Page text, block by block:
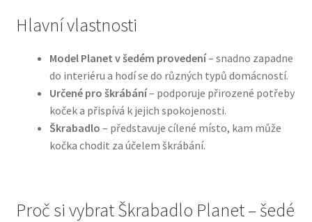
přírodními složkami
Happy Dog — Německá kvalita a přirozené složení
Hill’s pro psy
Konzervy a kapsičky pro psy
Hlavní vlastnosti
Model Planet v šedém provedení– snadno zapadne
do interiéru a hodí se do různých typů domácností.
Určené pro škrábání– podporuje přirozené potřeby
koček a přispívá k jejich spokojenosti.
Škrabadlo – představuje cílené místo, kam může
kočka chodit za účelem škrábání.
Proč si vybrat Škrabadlo Planet – šedé